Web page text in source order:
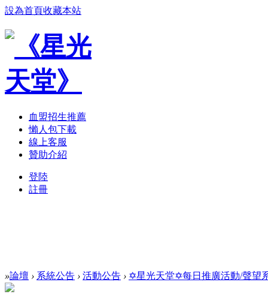
設為首頁收藏本站
血盟招生推薦
懶人包下載
線上客服
贊助介紹
登陸
註冊
»論壇 › 系統公告 › 活動公告 › ✡星光天堂✡每日推廣活動/聲望